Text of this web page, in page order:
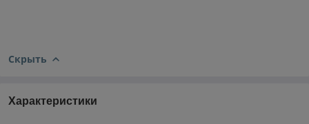
Скрыть
Характеристики